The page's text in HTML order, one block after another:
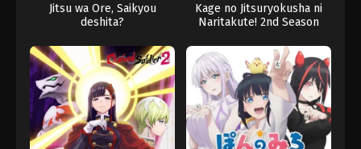
Jitsu wa Ore, Saikyou
deshita?
Kage no Jitsuryokusha ni
Naritakute! 2nd Season